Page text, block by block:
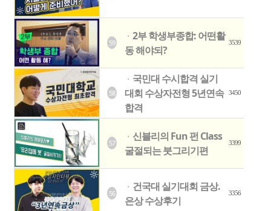
59
ㆍ 2부 학생부종합: 어떤활
동 해야되?
3539
58
ㆍ 국민대 수시합격 실기
대회 수상자전형 5년연속
합격
3450
57
ㆍ 신블리의 Fun 펀 Class
굴절되는 붓그리기편
3399
56
ㆍ 건국대 실기대회 금상.
은상 수상후기
3356